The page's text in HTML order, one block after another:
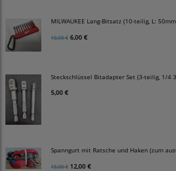
MILWAUKEE Lang-Bitsatz (10-teilig, L:
10,00 € 6,00 €
Steckschlüssel Bitadapter Set (3-teilig, 1/4
5,00 €
Spanngurt mit Ratsche und Haken (zum
15,00 € 12,00 €